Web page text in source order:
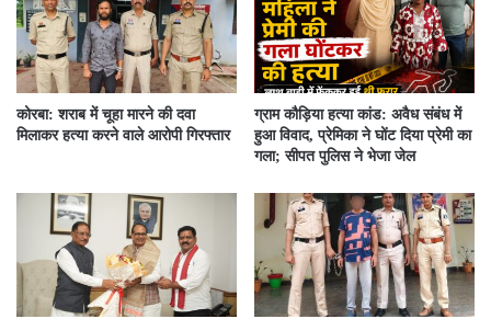
कोरबा: शराब में चूहा मारने की दवा
मिलाकर हत्या करने वाले आरोपी गिरफ्तार
ग्राम कौड़िया हत्या कांड: अवैध संबंध में
हुआ विवाद, प्रेमिका ने घोंट दिया प्रेमी का
गला; सीपत पुलिस ने भेजा जेल